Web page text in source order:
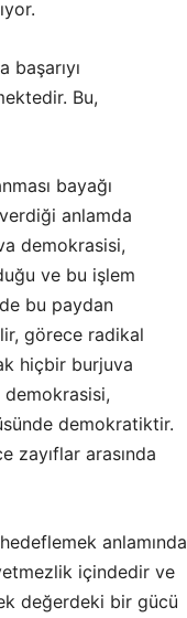
başarıyı
Bu,
bayağı
anlamda
demokrasisi,
ve bu işlem
bu paydan
görece radikal
hiçbir burjuva
demokratiktir.
zayıflar arasında
anlamında
içindedir ve
değerdeki bir gücü